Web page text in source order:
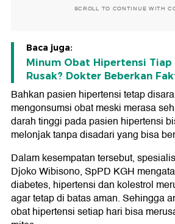
SCROLL TO CONTINUE WITH
Baca juga:
Minum Obat Hipertensi Tiap
Rusak? Dokter Beberkan
Bahkan pasien hipertensi tetap
mengonsumsi obat meski merasa
darah tinggi pada pasien hipertensi
melonjak tanpa disadari yang bisa
Dalam kesempatan tersebut,
Djoko Wibisono, SpPD KGH
diabetes, hipertensi dan kolestrol
agar tetap di batas aman. Sehingga
obat hipertensi setiap hari bisa